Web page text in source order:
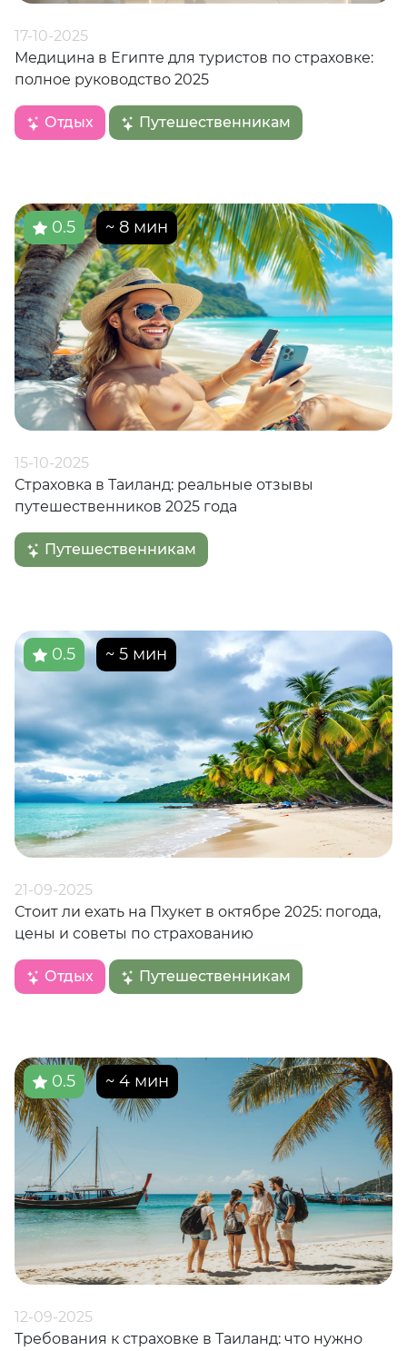
17-10-2025
Медицина в Египте для туристов по страховке:
полное руководство 2025
Отдых Путешественникам
0.5 ~ 8 мин
15-10-2025
Страховка в Таиланд: реальные отзывы
путешественников 2025 года
Путешественникам
0.5 ~ 5 мин
21-09-2025
Стоит ли ехать на Пхукет в октябре 2025: погода,
цены и советы по страхованию
Отдых Путешественникам
0.5 ~ 4 мин
12-09-2025
Требования к страховке в Таиланд: что нужно